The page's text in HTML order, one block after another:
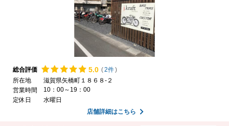
総合評価 5.0 (2件)
所在地
滋賀県矢橋町１８６８-２
営業時間
10：00～19：00
定休日
水曜日
店舗詳細はこちら